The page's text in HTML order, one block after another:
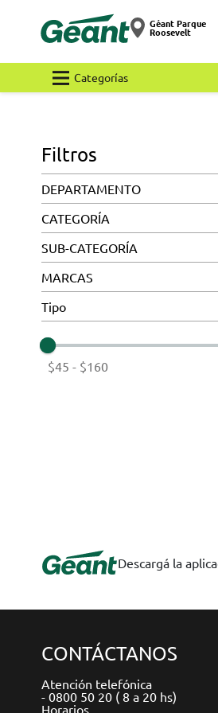
Géant Parque
Roosevelt
Categorías
Filtros
DEPARTAMENTO
CATEGORÍA
SUB-CATEGORÍA
MARCAS
Tipo
$45 - $160
Descargá la
CONTÁCTANOS
Atención telefónica
- 0800 50 20 ( 8 a 20 hs)
Horarios